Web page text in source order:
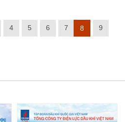
4 5 6 7 8 9